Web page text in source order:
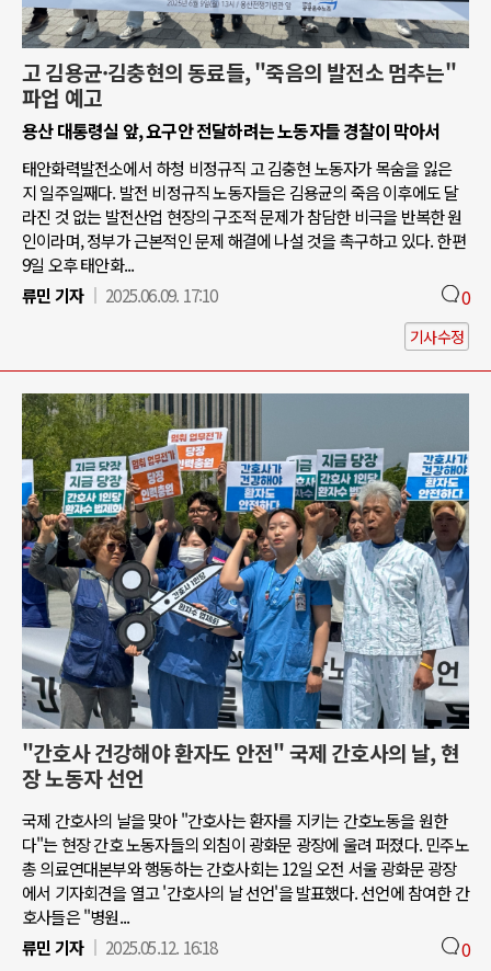
고 김용균·김충현의 동료들, "죽음의 발전소 멈추는"
파업 예고
용산 대통령실 앞, 요구안 전달하려는 노동자들 경찰이 막아서
태안화력발전소에서 하청 비정규직 고 김충현 노동자가 목숨을 잃은
지 일주일째다. 발전 비정규직 노동자들은 김용균의 죽음 이후에도 달
라진 것 없는 발전산업 현장의 구조적 문제가 참담한 비극을 반복한 원
인이라며, 정부가 근본적인 문제 해결에 나설 것을 촉구하고 있다. 한편
9일 오후 태안화...
류민 기자
2025.06.09. 17:10 0
기사수정
"간호사 건강해야 환자도 안전" 국제 간호사의 날, 현
장 노동자 선언
국제 간호사의 날을 맞아 "간호사는 환자를 지키는 간호노동을 원한
다"는 현장 간호 노동자들의 외침이 광화문 광장에 울려 퍼졌다. 민주노
총 의료연대본부와 행동하는 간호사회는 12일 오전 서울 광화문 광장
에서 기자회견을 열고 '간호사의 날 선언'을 발표했다. 선언에 참여한 간
호사들은 "병원...
류민 기자
2025.05.12. 16:18 0